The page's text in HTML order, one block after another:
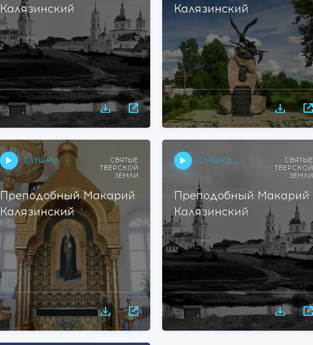
Калязинский
Калязинский
СЛУШАТЬ
СВЯТЫЕ
ТВЕРСКОЙ
ЗЕМЛИ
Преподобный Макарий
Калязинский
СЛУШАТЬ
СВЯТЫЕ
ТВЕРСКОЙ
ЗЕМЛИ
Преподобный Макарий
Калязинский